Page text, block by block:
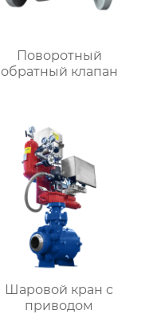
Поворотный
обратный клапан
Шаровой кран с
приводом